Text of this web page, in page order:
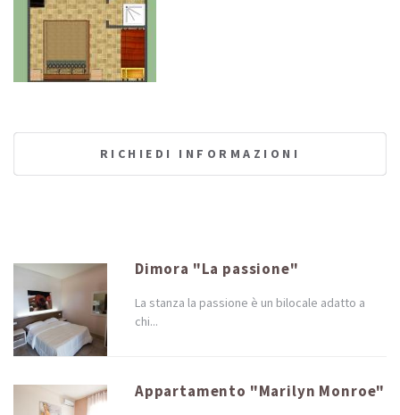
RICHIEDI INFORMAZIONI
Dimora "La passione"
La stanza la passione è un bilocale adatto a
chi...
Appartamento "Marilyn Monroe"